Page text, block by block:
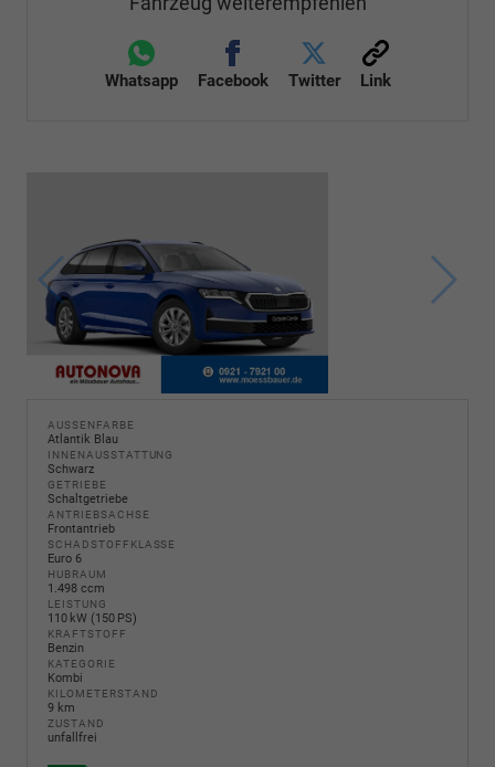
Whatsapp Facebook Twitter Link
AUSSENFARBE
Atlantik Blau
INNENAUSSTATTUNG
Schwarz
GETRIEBE
Schaltgetriebe
ANTRIEBSACHSE
Frontantrieb
SCHADSTOFFKLASSE
Euro 6
HUBRAUM
1.498 ccm
LEISTUNG
110 kW (150 PS)
KRAFTSTOFF
Benzin
KATEGORIE
Kombi
KILOMETERSTAND
9 km
ZUSTAND
unfallfrei